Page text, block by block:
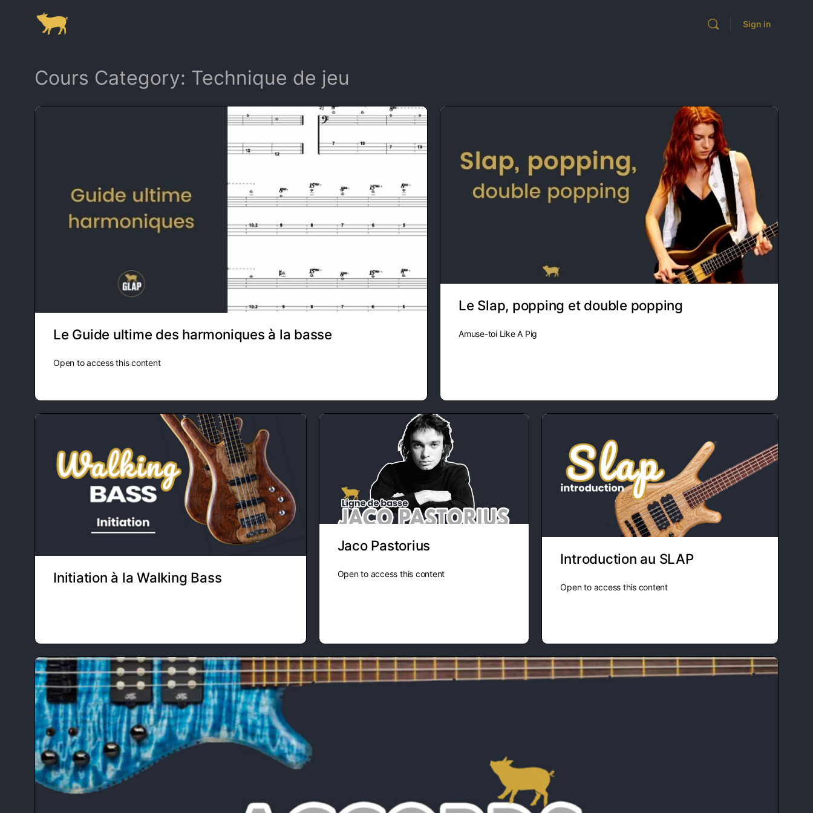
Sign in
Cours Category: Technique de jeu
Le Guide ultime des harmoniques à la basse
Open to access this content
Le Slap, popping et double popping
Amuse-toi Like A Pig
Initiation à la Walking Bass
Jaco Pastorius
Open to access this content
Introduction au SLAP
Open to access this content